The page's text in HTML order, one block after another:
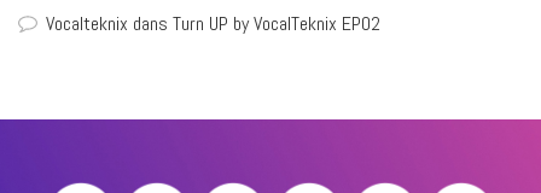
Vocalteknix dans Turn UP by VocalTeknix EP02